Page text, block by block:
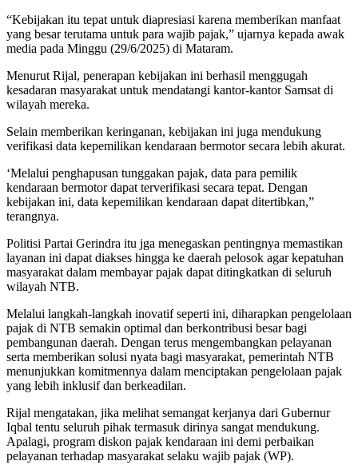
“Kebijakan itu tepat untuk diapresiasi karena memberikan manfaat
yang besar terutama untuk para wajib pajak,” ujarnya kepada awak
media pada Minggu (29/6/2025) di Mataram.
Menurut Rijal, penerapan kebijakan ini berhasil menggugah
kesadaran masyarakat untuk mendatangi kantor-kantor Samsat di
wilayah mereka.
Selain memberikan keringanan, kebijakan ini juga mendukung
verifikasi data kepemilikan kendaraan bermotor secara lebih akurat.
‘Melalui penghapusan tunggakan pajak, data para pemilik
kendaraan bermotor dapat terverifikasi secara tepat. Dengan
kebijakan ini, data kepemilikan kendaraan dapat ditertibkan,”
terangnya.
Politisi Partai Gerindra itu jga menegaskan pentingnya memastikan
layanan ini dapat diakses hingga ke daerah pelosok agar kepatuhan
masyarakat dalam membayar pajak dapat ditingkatkan di seluruh
wilayah NTB.
Melalui langkah-langkah inovatif seperti ini, diharapkan pengelolaan
pajak di NTB semakin optimal dan berkontribusi besar bagi
pembangunan daerah. Dengan terus mengembangkan pelayanan
serta memberikan solusi nyata bagi masyarakat, pemerintah NTB
menunjukkan komitmennya dalam menciptakan pengelolaan pajak
yang lebih inklusif dan berkeadilan.
Rijal mengatakan, jika melihat semangat kerjanya dari Gubernur
Iqbal tentu seluruh pihak termasuk dirinya sangat mendukung.
Apalagi, program diskon pajak kendaraan ini demi perbaikan
pelayanan terhadap masyarakat selaku wajib pajak (WP).